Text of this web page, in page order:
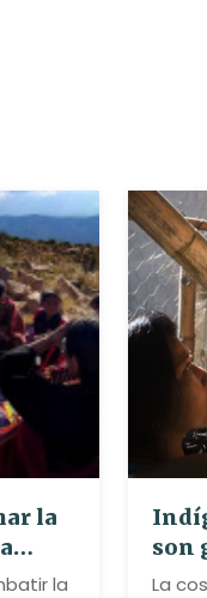
la
la
son
La